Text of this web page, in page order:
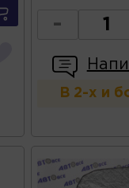
-
В 2-х и